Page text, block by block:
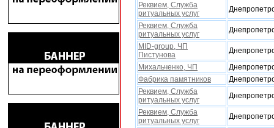
Реквием, Служба
ритуальныx услуг
Реквием, Служба
ритуальныx услуг
MID-group, ЧП
Пистунова
Миxальченко, ЧП
Фабрика памятников
Реквием, Служба
ритуальныx услуг
Реквием, Служба
ритуальныx услуг